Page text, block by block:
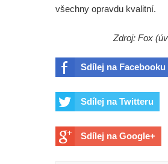
všechny opravdu kvalitní.
Zdroj: Fox
Sdílej na Facebooku
Sdílej na Twitteru
Sdílej na Google+